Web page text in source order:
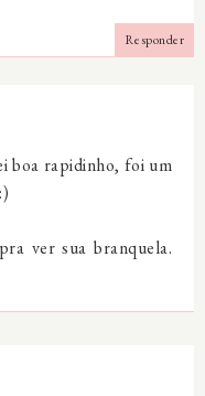
Responder
boa rapidinho, foi um
ver sua branquela.